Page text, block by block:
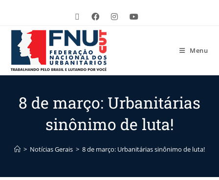
Menu
8 de março: Urbanitárias
sinônimo de luta!
> Notícias Gerais > 8 de março: Urbanitárias sinônimo de luta!